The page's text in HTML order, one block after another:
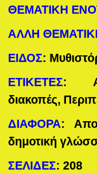
ΘΕΜΑΤΙΚΗ
ΑΛΛΗ
ΕΙΔΟΣ:
ΕΤΙΚΕΤΕΣ:
διακοπές,
ΔΙΑΦΟΡΑ:
δημοτική
ΣΕΛΙΔΕΣ:208